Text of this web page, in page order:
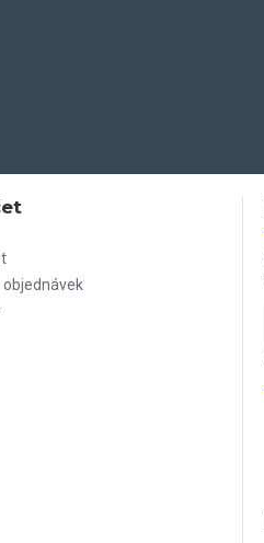
objednávek